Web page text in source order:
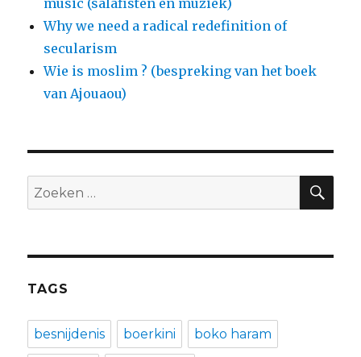
Why we need a radical redefinition of
secularism
Wie is moslim ? (bespreking van het boek
van Ajouaou)
Zoeken
naar:
TAGS
besnijdenis boerkini boko haram